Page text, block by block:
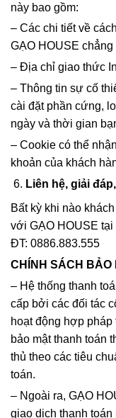
này bao gồm:
– Các chi tiết về
GẠO HOUSE
– Địa chỉ giao thức
– Thông tin sự cố
cài đặt phần cứng,
ngày và thời gian
– Cookie có thể
khoản của khách
Liên hệ, giải
Bất kỳ khi nào
với GẠO HOUSE
ĐT: 0886.883.555
CHÍNH SÁCH BẢO
– Hệ thống thanh
cấp bởi các đối tác
hoạt động hợp pháp
bảo mật thanh toán
thủ theo các tiêu
toán.
– Ngoài ra, GẠO
giao dịch thanh toán